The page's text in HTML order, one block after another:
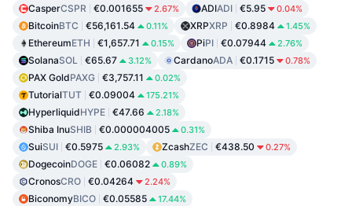
CasperCSPR €0.001655 2.67% ADIADI €5.95 0.04%
BitcoinBTC €56,161.54 0.11% XRPXRP €0.8984 1.45%
EthereumETH €1,657.71 0.15% PiPI €0.07944 2.76%
SolanaSOL €65.67 3.12% CardanoADA €0.1715 0.78%
PAX GoldPAXG €3,757.11 0.02%
TutorialTUT €0.09004 175.21%
HyperliquidHYPE €47.66 2.18%
Shiba InuSHIB €0.000004005 0.31%
SuiSUI €0.5975 2.93% ZcashZEC €438.50 0.27%
DogecoinDOGE €0.06082 0.89%
CronosCRO €0.04264 2.24%
BiconomyBICO €0.05585 17.44%